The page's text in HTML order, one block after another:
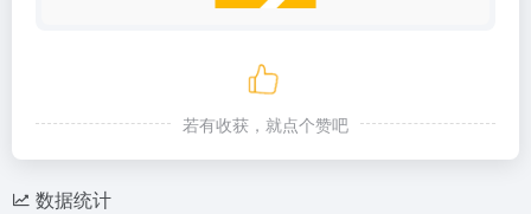
若有收获，就点个赞吧
数据统计